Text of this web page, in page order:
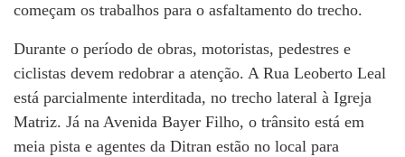
começam os trabalhos para o asfaltamento do trecho.
Durante o período de obras, motoristas, pedestres e
ciclistas devem redobrar a atenção. A Rua Leoberto Leal
está parcialmente interditada, no trecho lateral à Igreja
Matriz. Já na Avenida Bayer Filho, o trânsito está em
meia pista e agentes da Ditran estão no local para